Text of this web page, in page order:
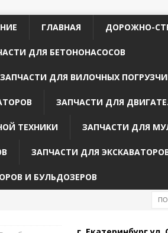
ГЛАВНАЯ ДОРОЖНО-
ДЛЯ БЕТОНОНАСОСОВ
ЗАПЧАСТИ ДЛЯ ВИЛОЧНЫХ
ЗАПЧАСТИ ДЛЯ
ТЕХНИКИ ЗАПЧАСТИ ДЛЯ
ЗАПЧАСТИ ДЛЯ
И БУЛЬДОЗЕРОВ